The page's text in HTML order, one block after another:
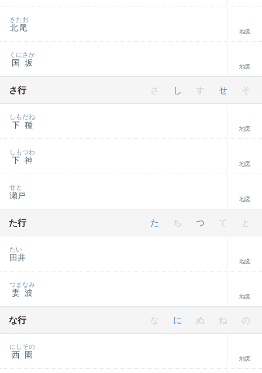
北尾
きたお
地図
国坂
くにさか
地図
さ行 さ し す せ そ
下種
しもだね
地図
下神
しもつわ
地図
瀬戸
せと
地図
た行 た ち つ て と
田井
たい
地図
妻波
つまなみ
地図
な行 な に ぬ ね の
西園
にしその
地図